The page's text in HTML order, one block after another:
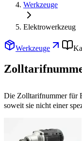
Werkzeuge
Elektrowerkzeug
Werkzeuge
Die Zolltarifnummer für
soweit sie nicht einer